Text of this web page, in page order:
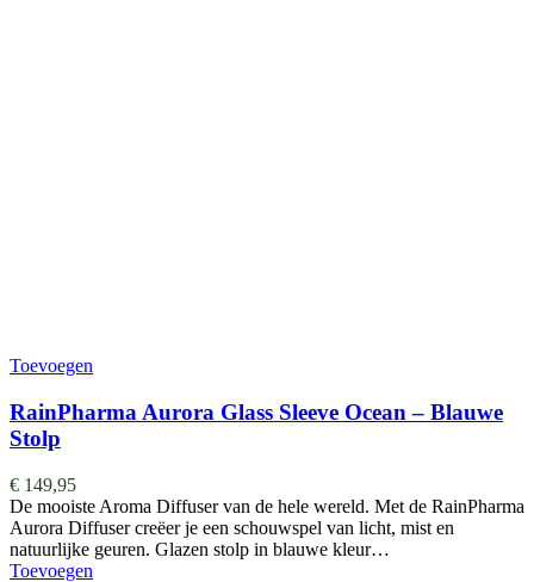
Toevoegen
RainPharma Aurora Glass Sleeve Ocean – Blauwe
Stolp
€ 149,95
De mooiste Aroma Diffuser van de hele wereld. ​​​​​​​​Met de RainPharma
Aurora Diffuser creëer je een schouwspel van licht, mist en
natuurlijke geuren. Glazen stolp in blauwe kleur…
Toevoegen